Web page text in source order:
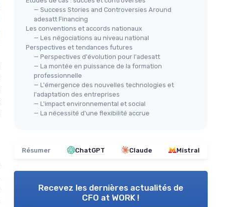
— Success Stories and Controversies Around
adesatt Financing
Les conventions et accords nationaux
— Les négociations au niveau national
Perspectives et tendances futures
— Perspectives d'évolution pour l'adesatt
— La montée en puissance de la formation
professionnelle
— L'émergence des nouvelles technologies et
l'adaptation des entreprises
— L'impact environnemental et social
— La nécessité d'une flexibilité accrue
Résumer ChatGPT Claude Mistral
Recevez les dernières actualités de
CFO at WORK !